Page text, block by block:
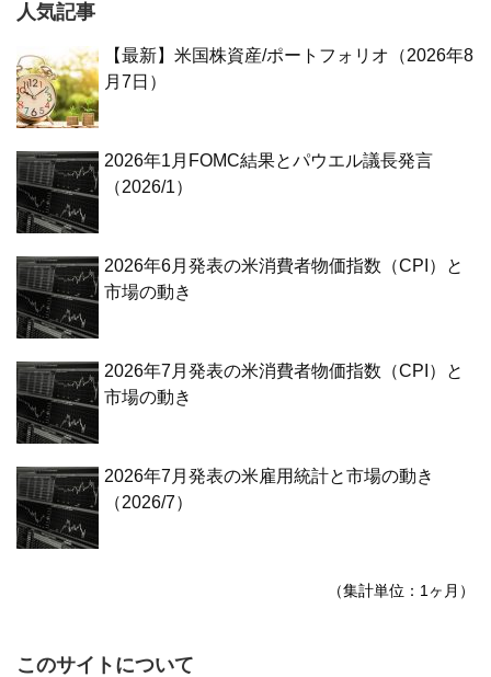
人気記事
【最新】米国株資産/ポートフォリオ（2026年8
月7日）
2026年1月FOMC結果とパウエル議長発言
（2026/1）
2026年6月発表の米消費者物価指数（CPI）と
市場の動き
2026年7月発表の米消費者物価指数（CPI）と
市場の動き
2026年7月発表の米雇用統計と市場の動き
（2026/7）
（集計単位：1ヶ月）
このサイトについて